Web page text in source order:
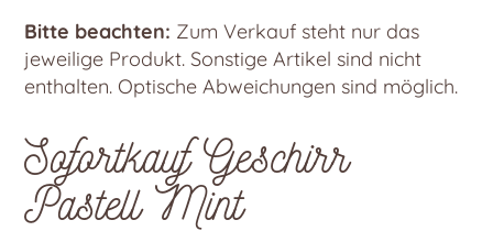
Bitte beachten: Zum Verkauf steht nur das
jeweilige Produkt. Sonstige Artikel sind nicht
enthalten. Optische Abweichungen sind möglich.
Sofortkauf Geschirr
Pastell Mint